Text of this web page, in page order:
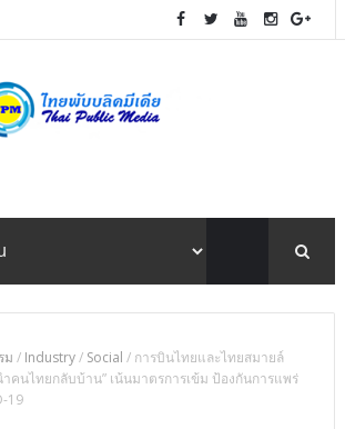
ม / Industry/ Social / การบินไทยและไทยสมายล์
คนไทยกลับบ้าน” เน้นมาตรการเข้ม ป้องกันการแพร่
19